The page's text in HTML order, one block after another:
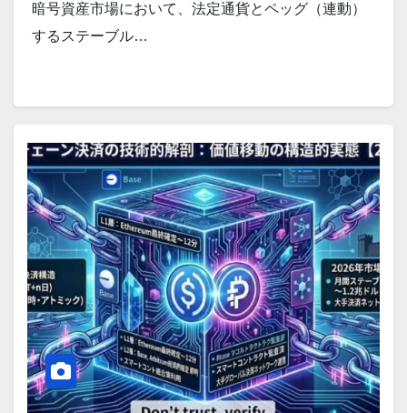
暗号資産市場において、法定通貨とペッグ（連動）
するステーブル…